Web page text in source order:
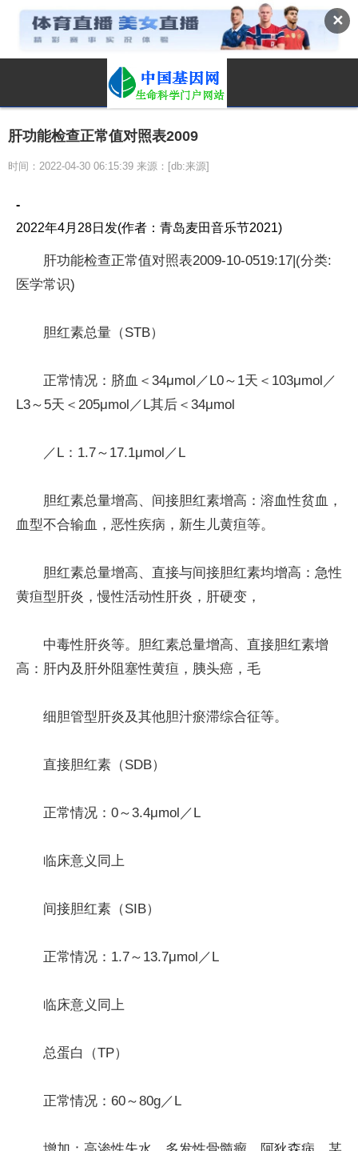
✕
肝功能检查正常值对照表2009
时间：2022-04-30 06:15:39 来源：[db:来源]
-
2022年4月28日发(作者：青岛麦田音乐节2021)
肝功能检查正常值对照表2009-10-0519:17|(分类:
医学常识)
胆红素总量（STB）
正常情况：脐血＜34μmol／L0～1天＜103μmol／
L3～5天＜205μmol／L其后＜34μmol
／L：1.7～17.1μmol／L
胆红素总量增高、间接胆红素增高：溶血性贫血，
血型不合输血，恶性疾病，新生儿黄疸等。
胆红素总量增高、直接与间接胆红素均增高：急性
黄疸型肝炎，慢性活动性肝炎，肝硬变，
中毒性肝炎等。胆红素总量增高、直接胆红素增
高：肝内及肝外阻塞性黄疸，胰头癌，毛
细胆管型肝炎及其他胆汁瘀滞综合征等。
直接胆红素（SDB）
正常情况：0～3.4μmol／L
临床意义同上
间接胆红素（SIB）
正常情况：1.7～13.7μmol／L
临床意义同上
总蛋白（TP）
正常情况：60～80g／L